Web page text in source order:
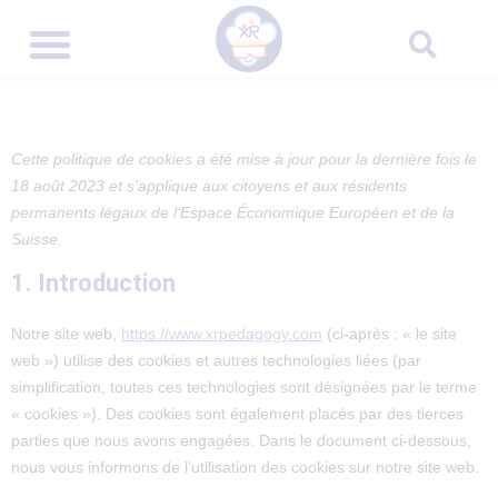
Cette politique de cookies a été mise à jour pour la dernière fois le
18 août 2023 et s’applique aux citoyens et aux résidents
permanents légaux de l’Espace Économique Européen et de la
Suisse.
1. Introduction
Notre site web, https://www.xrpedagogy.com (ci-après : « le site
web ») utilise des cookies et autres technologies liées (par
simplification, toutes ces technologies sont désignées par le terme
« cookies »). Des cookies sont également placés par des tierces
parties que nous avons engagées. Dans le document ci-dessous,
nous vous informons de l’utilisation des cookies sur notre site web.